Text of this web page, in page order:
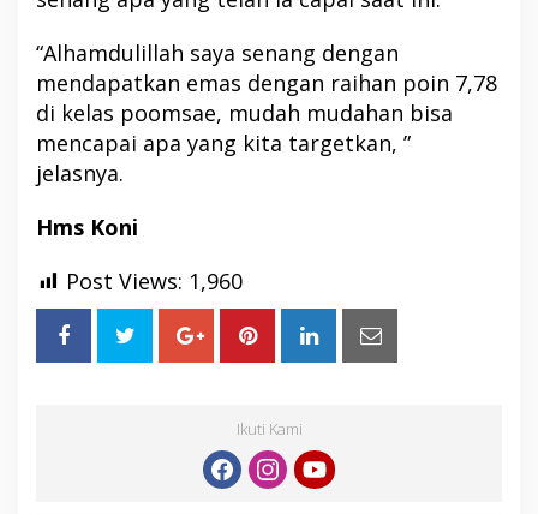
“Alhamdulillah saya senang dengan
mendapatkan emas dengan raihan poin 7,78
di kelas poomsae, mudah mudahan bisa
mencapai apa yang kita targetkan, ”
jelasnya.
Hms Koni
Post Views: 1,960
Ikuti Kami